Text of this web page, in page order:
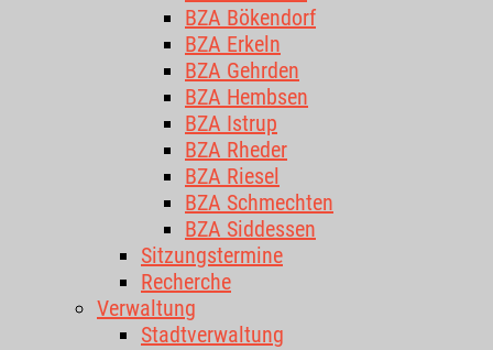
BZA Bökendorf
BZA Erkeln
BZA Gehrden
BZA Hembsen
BZA Istrup
BZA Rheder
BZA Riesel
BZA Schmechten
BZA Siddessen
Sitzungstermine
Recherche
Verwaltung
Stadtverwaltung